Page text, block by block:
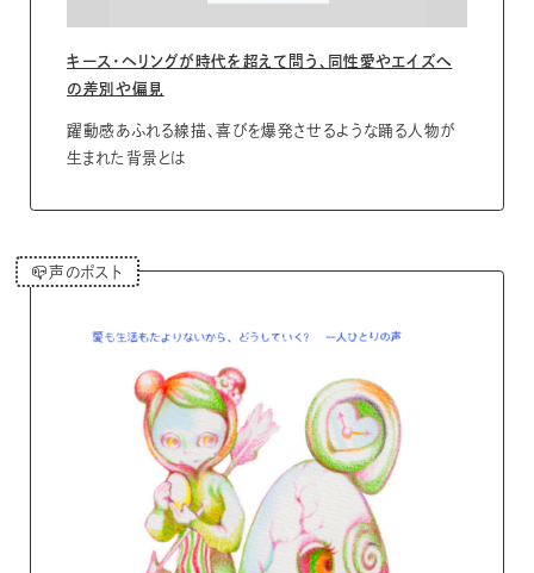
キース・ヘリングが時代を超えて問う、同性愛やエイズへ
の差別や偏見
躍動感あふれる線描、喜びを爆発させるような踊る人物が
生まれた背景とは
📪️声のポスト